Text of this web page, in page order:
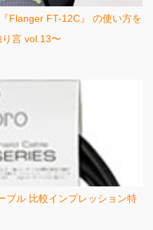
Flanger FT-12C』 の使い方を
言 vol.13〜
ブル 比較インプレッション特